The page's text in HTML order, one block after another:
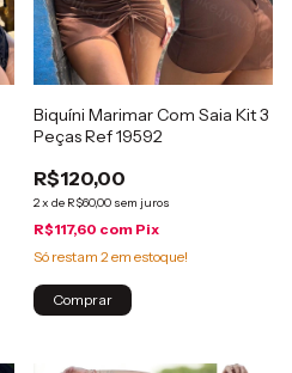
Biquíni Marimar Com Saia Kit 3
Peças Ref 19592
R$120,00
2x de R$60,00 sem juros
R$117,60 com Pix
Só restam 2em estoque!
Comprar